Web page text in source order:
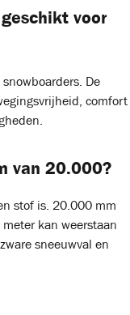
voor
De
comfort
van 20.000?
stof is. 20.000 mm
kan weerstaan
sneeuwval en